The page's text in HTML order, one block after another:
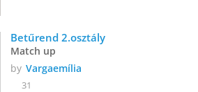
Betűrend 2.osztály
Match up
by Vargaemília
31